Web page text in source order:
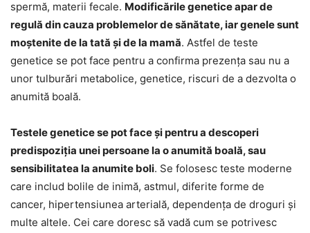
spermă, materii fecale. Modificările genetice apar de
regulă din cauza problemelor de sănătate, iar genele sunt
moștenite de la tată și de la mamă. Astfel de teste
genetice se pot face pentru a confirma prezența sau nu a
unor tulburări metabolice, genetice, riscuri de a dezvolta o
anumită boală.
Testele genetice se pot face și pentru a descoperi
predispoziția unei persoane la o anumită boală, sau
sensibilitatea la anumite boli. Se folosesc teste moderne
care includ bolile de inimă, astmul, diferite forme de
cancer, hipertensiunea arterială, dependența de droguri și
multe altele. Cei care doresc să vadă cum se potrivesc